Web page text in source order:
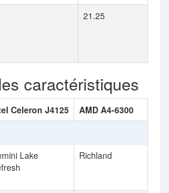
21.25
caractéristiques
Celeron J4125 AMD A4-6300
Lake
Richland